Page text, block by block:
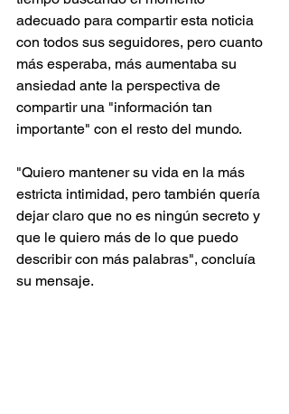
adecuado para compartir esta noticia
con todos sus seguidores, pero cuanto
más esperaba, más aumentaba su
ansiedad ante la perspectiva de
compartir una "información tan
importante" con el resto del mundo.
"Quiero mantener su vida en la más
estricta intimidad, pero también quería
dejar claro que no es ningún secreto y
que le quiero más de lo que puedo
describir con más palabras", concluía
su mensaje.